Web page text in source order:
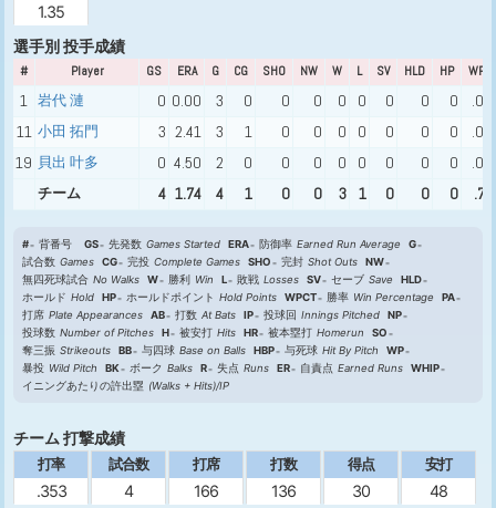
1.35
選手別 投手成績
# Player GS ERA G CG SHO NW W L SV HLD HP WPCT
1 岩代 漣 0 0.00 3 0 0 0 0 0 0 0 0
11 小田 拓門 3 2.41 3 1 0 0 0 0 0 0 0
19 貝出 叶多 0 4.50 2 0 0 0 0 0 0 0 0
チーム 4 1.74 4 1 0 0 3 1 0 0 0
# 背番号 GS 先発数 Games Started ERA 防御率 Earned Run Average
G
試合数 Games CG 完投 Complete Games SHO 完封 Shot Outs
NW
無四死球試合 No Walks W 勝利 Win L 敗戦 Losses SV セーブ Save
HLD
ホールド Hold HP ホールドポイント Hold Points WPCT 勝率 Win Percentage
PA
打席 Plate Appearances AB 打数 At Bats IP 投球回 Innings Pitched
NP
投球数 Number of Pitches H 被安打 Hits HR 被本塁打 Homerun
SO
奪三振 Strikeouts BB 与四球 Base on Balls HBP 与死球 Hit By Pitch
WP
暴投 Wild Pitch BK ボーク Balks R 失点 Runs ER 自責点 Earned Runs
WHIP
イニングあたりの許出塁 (Walks + Hits)/IP
チーム 打撃成績
打率
.353
試合数
4
打席
166
打数
136
得点
30
安打
48